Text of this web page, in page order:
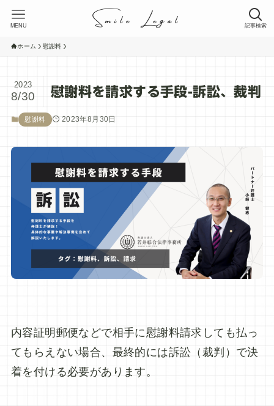
記事検索
MENU
ホーム 慰謝料
慰謝料を請求する手段-訴訟、裁判
2023
8/30
慰謝料 2023年8月30日
内容証明郵便などで相手に慰謝料請求しても払っ
てもらえない場合、最終的には訴訟（裁判）で決
着を付ける必要があります。